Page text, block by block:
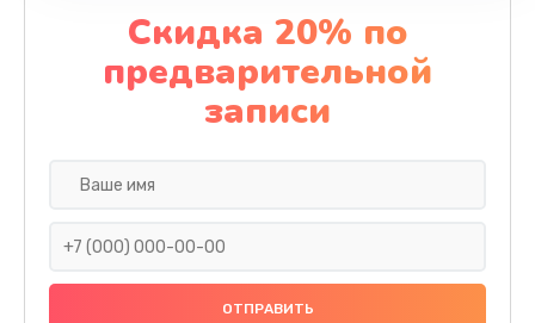
Скидка 20% по
предварительной
записи